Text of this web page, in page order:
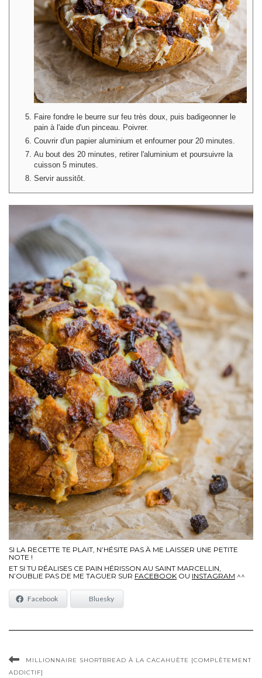
Faire fondre le beurre sur feu très doux, puis badigeonner le
pain à l'aide d'un pinceau. Poivrer.
Couvrir d'un papier aluminium et enfourner pour 20 minutes.
Au bout des 20 minutes, retirer l'aluminium et poursuivre la
cuisson 5 minutes.
Servir aussitôt.
SI LA RECETTE TE PLAIT, N’HÉSITE PAS À ME LAISSER UNE PETITE
NOTE !
ET SI TU RÉALISES CE PAIN HÉRISSON AU SAINT MARCELLIN,
N’OUBLIE PAS DE ME TAGUER SUR FACEBOOK OU INSTAGRAM ^^
Facebook Bluesky
MILLIONNAIRE SHORTBREAD À LA CACAHUÈTE [COMPLÈTEMENT
ADDICTIF]